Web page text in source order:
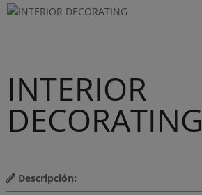
INTERIOR
DECORATING
Descripción: